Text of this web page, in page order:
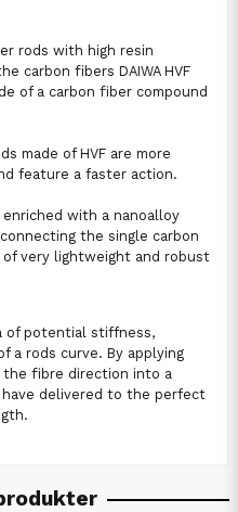
rods with high resin
carbon fibers DAIWA HVF
of a carbon fiber compound
made of HVF are more
feature a faster action.
with a nanoalloy
the single carbon
very lightweight and robust
of potential stiffness,
a rods curve. By applying
the fibre direction into a
have delivered to the perfect